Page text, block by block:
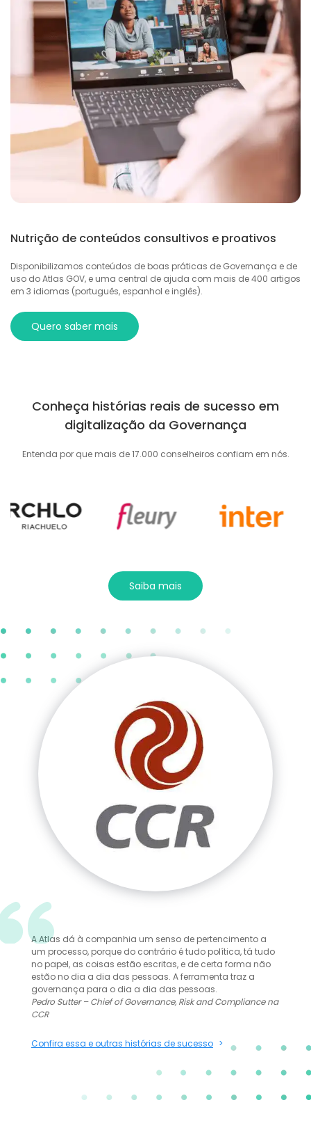
Nutrição de conteúdos consultivos e proativos
Disponibilizamos conteúdos de boas práticas de Governança e de
uso do Atlas GOV, e uma central de ajuda com mais de 400 artigos
em 3 idiomas (português, espanhol e inglês).
Quero saber mais
Conheça histórias reais de sucesso em
digitalização da Governança
Entenda por que mais de 17.000 conselheiros confiam em nós.
Saiba mais
A Atlas dá à companhia um senso de pertencimento a
um processo, porque do contrário é tudo política, tá tudo
no papel, as coisas estão escritas, e de certa forma não
estão no dia a dia das pessoas. A ferramenta traz a
governança para o dia a dia das pessoas.
Pedro Sutter – Chief of Governance, Risk and Compliance na
CCR
Confira essa e outras histórias de sucesso